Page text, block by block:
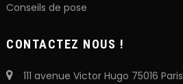
Conseils de pose
CONTACTEZ NOUS !
111 avenue Victor Hugo 75016 Paris